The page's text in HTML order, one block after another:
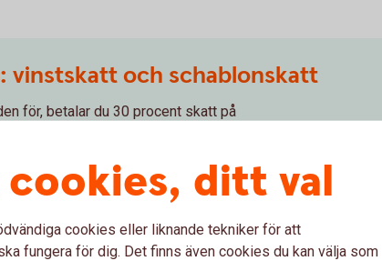
vinstskatt och schablonskatt
för, betalar du 30 procent skatt på
fondförsäljning. Du betalar den
som du har på fondkontot
värde vid årets början.
ochinsättningsgarantin .
cookies, ditt val
cookies eller liknande tekniker för att
fungera för dig. Det finns även cookies du kan välja som